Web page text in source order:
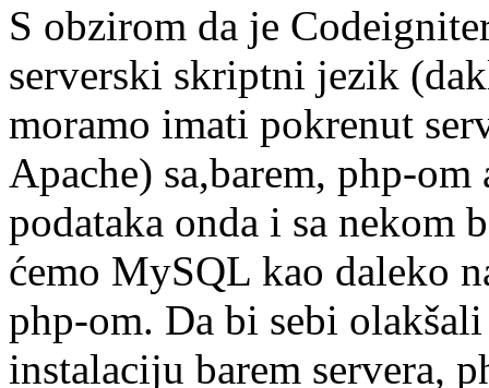
S obzirom da je
serverski skriptni jezik
moramo imati pokrenut
Apache) sa,barem, php-
podataka onda i sa
ćemo MySQL kao daleko
php-om. Da bi sebi
instalaciju barem servera,